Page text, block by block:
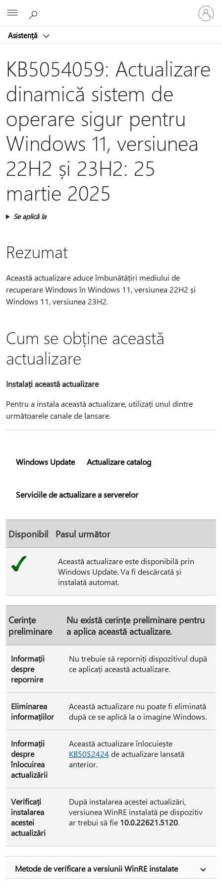
Asistență
vă
la
dvs.
KB5054059: Actualizare
dinamică sistem de
operare sigur pentru
Windows 11, versiunea
22H2 și 23H2: 25
martie 2025
Se aplică la
Rezumat
Această actualizare aduce îmbunătățiri mediului de
recuperare Windows în Windows 11, versiunea 22H2 și
Windows 11, versiunea 23H2.
Cum se obține această
actualizare
Instalați această actualizare
Pentru a instala această actualizare, utilizați unul dintre
următoarele canale de lansare.
Windows Update Actualizare catalog
Serviciile de actualizare a serverelor
Disponibil Pasul următor
Această actualizare este disponibilă prin
Windows Update. Va fi descărcată și
instalată automat.
Cerințe
preliminare
Nu există cerințe preliminare pentru
a aplica această actualizare.
Informații
despre
repornire
Nu trebuie să reporniți dispozitivul după
ce aplicați această actualizare.
Eliminarea
informațiilor
Această actualizare nu poate fi eliminată
după ce se aplică la o imagine Windows.
Informații
despre
înlocuirea
actualizării
Această actualizare înlocuiește
KB5052424 de actualizare lansată
anterior.
Verificați
instalarea
acestei
actualizări
După instalarea acestei actualizări,
versiunea WinRE instalată pe dispozitiv
ar trebui să fie 10.0.22621.5120.
Metode de verificare a versiunii WinRE instalate